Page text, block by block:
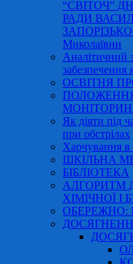
“СВІТОЧ”
РАДИ
Миколаївни
Аналітичний
забезпечення
ОСВІТНЯ
Як діяти під
при обстрілах
Харчування в
ШКІЛЬНА
БІБЛІОТЕКА
АЛГОРИТМ
ХІМІЧНОЇ І
ОБЕРЕЖНО: